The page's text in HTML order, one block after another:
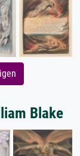
Blake